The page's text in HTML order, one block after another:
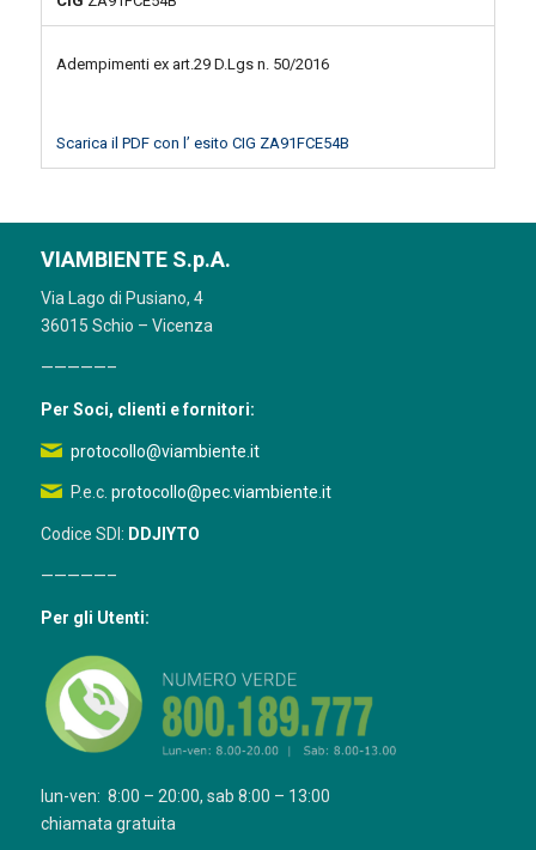
Adempimenti ex art.29 D.Lgs n. 50/2016
Scarica il PDF con l’ esito CIG ZA91FCE54B
VIAMBIENTE S.p.A.
Via Lago di Pusiano, 4
36015 Schio – Vicenza
—————–
Per Soci, clienti e fornitori:
protocollo@viambiente.it
P.e.c. protocollo@pec.viambiente.it
Codice SDI: DDJIYTO
—————–
Per gli Utenti:
lun-ven: 8:00 – 20:00, sab 8:00 – 13:00
chiamata gratuita